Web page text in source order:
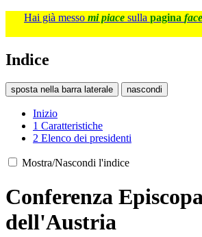
Hai già messo mi piace sulla pagina
Indice
sposta nella barra laterale nascondi
Inizio
1 Caratteristiche
2 Elenco dei presidenti
Mostra/Nascondi l'indice
Conferenza
dell'Austria